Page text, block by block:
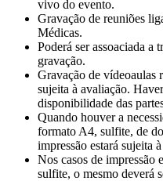
vivo do evento.
Gravação de reuniões
Médicas.
Poderá ser assoaciada a
gravação.
Gravação de vídeoaulas
sujeita à avaliação.
disponibilidade das
Quando houver a
formato A4, sulfite, de
impressão estará sujeita
Nos casos de impressão
sulfite, o mesmo deverá